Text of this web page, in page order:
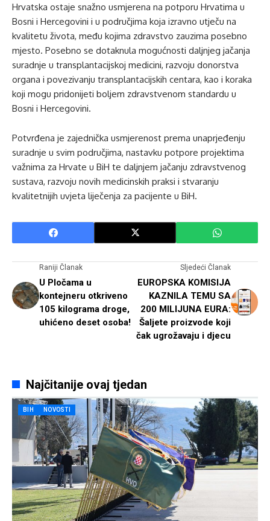
Hrvatska ostaje snažno usmjerena na potporu Hrvatima u
Bosni i Hercegovini i u područjima koja izravno utječu na
kvalitetu života, među kojima zdravstvo zauzima posebno
mjesto. Posebno se dotaknula mogućnosti daljnjeg jačanja
suradnje u transplantacijskoj medicini, razvoju donorstva
organa i povezivanju transplantacijskih centara, kao i koraka
koji mogu pridonijeti boljem zdravstvenom standardu u
Bosni i Hercegovini.
Potvrđena je zajednička usmjerenost prema unaprjeđenju
suradnje u svim područjima, nastavku potpore projektima
važnima za Hrvate u BiH te daljnjem jačanju zdravstvenog
sustava, razvoju novih medicinskih praksi i stvaranju
kvalitetnijih uvjeta liječenja za pacijente u BiH.
Raniji Članak
U Pločama u
kontejneru otkriveno
105 kilograma droge,
uhićeno deset osoba!
Sljedeći Članak
EUROPSKA KOMISIJA
KAZNILA TEMU SA
200 MILIJUNA EURA:
Šaljete proizvode koji
čak ugrožavaju i djecu
Najčitanije ovaj tjedan
BIH NOVOSTI